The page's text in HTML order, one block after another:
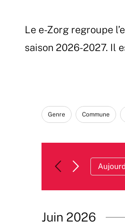
Le e-Zorg regroupe
saison 2026-2027. Il
Filters
Changing
any
inputs
Genre Commune
Juin 2026